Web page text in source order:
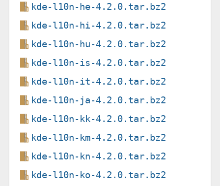
kde-l10n-he-4.2.0.tar.bz2
kde-l10n-hi-4.2.0.tar.bz2
kde-l10n-hu-4.2.0.tar.bz2
kde-l10n-is-4.2.0.tar.bz2
kde-l10n-it-4.2.0.tar.bz2
kde-l10n-ja-4.2.0.tar.bz2
kde-l10n-kk-4.2.0.tar.bz2
kde-l10n-km-4.2.0.tar.bz2
kde-l10n-kn-4.2.0.tar.bz2
kde-l10n-ko-4.2.0.tar.bz2